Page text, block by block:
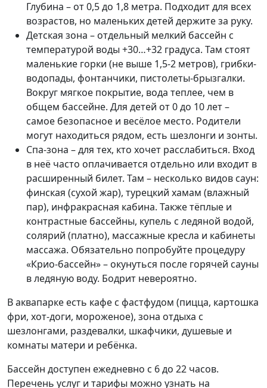
Глубина – от 0,5 до 1,8 метра. Подходит для всех
возрастов, но маленьких детей держите за руку.
Детская зона – отдельный мелкий бассейн с
температурой воды +30…+32 градуса. Там стоят
маленькие горки (не выше 1,5-2 метров), грибки-
водопады, фонтанчики, пистолеты-брызгалки.
Вокруг мягкое покрытие, вода теплее, чем в
общем бассейне. Для детей от 0 до 10 лет –
самое безопасное и весёлое место. Родители
могут находиться рядом, есть шезлонги и зонты.
Спа-зона – для тех, кто хочет расслабиться. Вход
в неё часто оплачивается отдельно или входит в
расширенный билет. Там – несколько видов саун:
финская (сухой жар), турецкий хамам (влажный
пар), инфракрасная кабина. Также тёплые и
контрастные бассейны, купель с ледяной водой,
солярий (платно), массажные кресла и кабинеты
массажа. Обязательно попробуйте процедуру
«Крио-бассейн» – окунуться после горячей сауны
в ледяную воду. Бодрит невероятно.
В аквапарке есть кафе с фастфудом (пицца, картошка
фри, хот-доги, мороженое), зона отдыха с
шезлонгами, раздевалки, шкафчики, душевые и
комнаты матери и ребёнка.
Бассейн доступен ежедневно с 6 до 22 часов.
Перечень услуг и тарифы можно узнать на